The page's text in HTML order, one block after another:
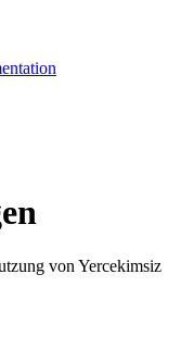
von Yercekimsiz